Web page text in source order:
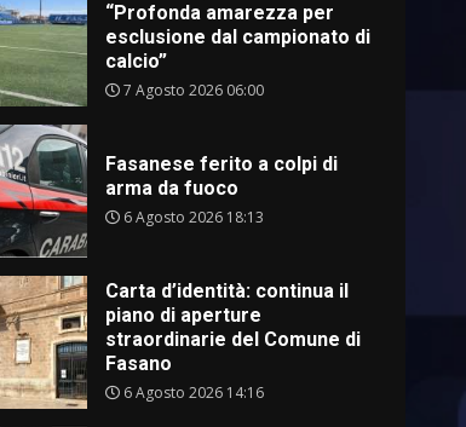
“Profonda amarezza per
esclusione dal campionato di
calcio”
7 Agosto 2026 06:00
Fasanese ferito a colpi di
arma da fuoco
6 Agosto 2026 18:13
Carta d’identità: continua il
piano di aperture
straordinarie del Comune di
Fasano
6 Agosto 2026 14:16